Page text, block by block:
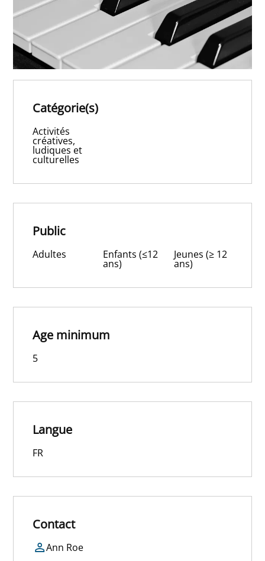
Catégorie(s)
Activités
créatives,
ludiques et
culturelles
Public
Adultes Enfants (≤12
ans)
Jeunes (≥ 12
ans)
Age minimum
5
Langue
FR
Contact
Ann Roe